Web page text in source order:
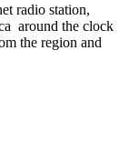
radio station,
around the clock
the region and